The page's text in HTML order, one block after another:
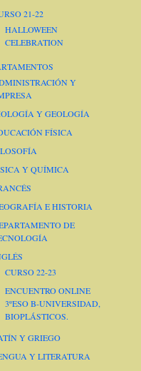
21-22
HALLOWEEN
CELEBRATION
Y
Y GEOLOGÍA
FÍSICA
Y QUÍMICA
E HISTORIA
DE
CURSO 22-23
ENCUENTRO ONLINE
3ºESO B-UNIVERSIDAD,
BIOPLÁSTICOS.
Y GRIEGO
Y LITERATURA